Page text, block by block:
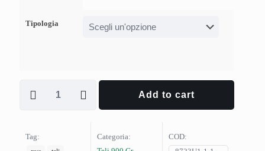
Tipologia
Add to cart
Tag:
Categoria:
COD: